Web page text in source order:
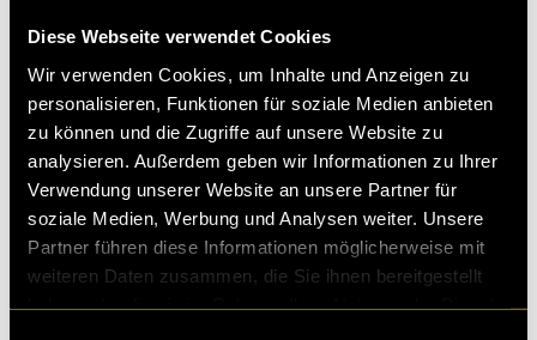
Diese Webseite verwendet Cookies
Wir verwenden Cookies, um Inhalte und Anzeigen zu
personalisieren, Funktionen für soziale Medien anbieten
zu können und die Zugriffe auf unsere Website zu
analysieren. Außerdem geben wir Informationen zu Ihrer
Verwendung unserer Website an unsere Partner für
soziale Medien, Werbung und Analysen weiter. Unsere
Partner führen diese Informationen möglicherweise mit
weiteren Daten zusammen, die Sie ihnen bereitgestellt
(ash)
Kritik